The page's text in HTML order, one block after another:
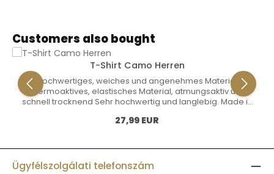
Termékgaléria kihagyása
Customers also bought
T-Shirt Camo Herren
Hochwertiges, weiches und angenehmes Material
Thermoaktives, elastisches Material, atmungsaktiv und
schnell trocknend Sehr hochwertig und langlebig. Made in
euch ein eigenes Vereinsdesign! Sprecht uns an per Mail
Normál ár:
27,99 EUR
Ügyfélszolgálati telefonszám